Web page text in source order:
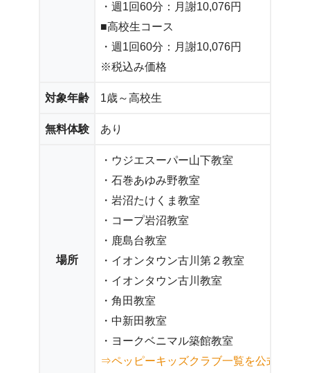
・週1回60分：月謝10,076円
■高校生コース
・週1回60分：月謝10,076円
※税込み価格
対象年齢 1歳～高校生
無料体験 あり
場所
・ウジエスーパー山下教室
・石巻あゆみ野教室
・岩沼たけくま教室
・コープ岩沼教室
・鹿島台教室
・イオンタウン古川第２教室
・イオンタウン古川教室
・角田教室
・中新田教室
・ヨークベニマル築館教室
⇒ペッピーキッズクラブ一覧を公式サイ